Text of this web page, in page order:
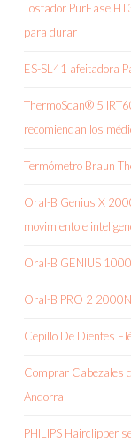
Tostador PurEase
para durar
ES-SL41 afeitadora
ThermoScan® 5
recomiendan los
Termómetro Braun
Oral-B Genius X
movimiento e
Oral-B GENIUS
Oral-B PRO 2
Cepillo De Dientes
Comprar Cabezales
Andorra
PHILIPS Hairclipper